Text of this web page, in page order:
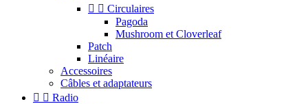
  Circulaires
Pagoda
Mushroom et Cloverleaf
Patch
Linéaire
Accessoires
Câbles et adaptateurs
  Radio